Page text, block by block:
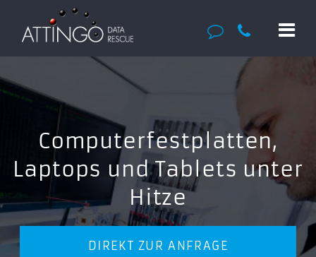
Computerfestplatten,
Laptops und Tablets unter
Hitze
DIREKT ZUR ANFRAGE